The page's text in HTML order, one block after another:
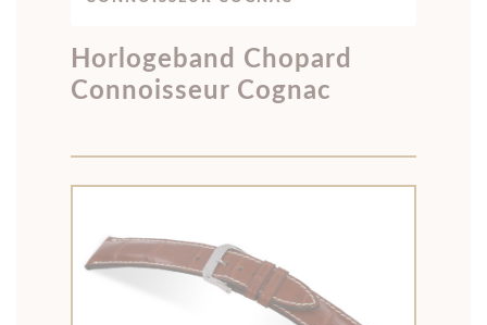
Horlogeband Chopard
Connoisseur Cognac